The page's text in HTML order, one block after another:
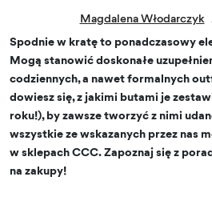
Magdalena Włodarczyk
Spodnie w kratę to ponadczasowy
Mogą stanowić doskonałe
codziennych, a nawet formalnych
dowiesz się, z jakimi butami je
roku!), by zawsze tworzyć z nimi
wszystkie ze wskazanych przez nas
w sklepach CCC. Zapoznaj się z
na zakupy!